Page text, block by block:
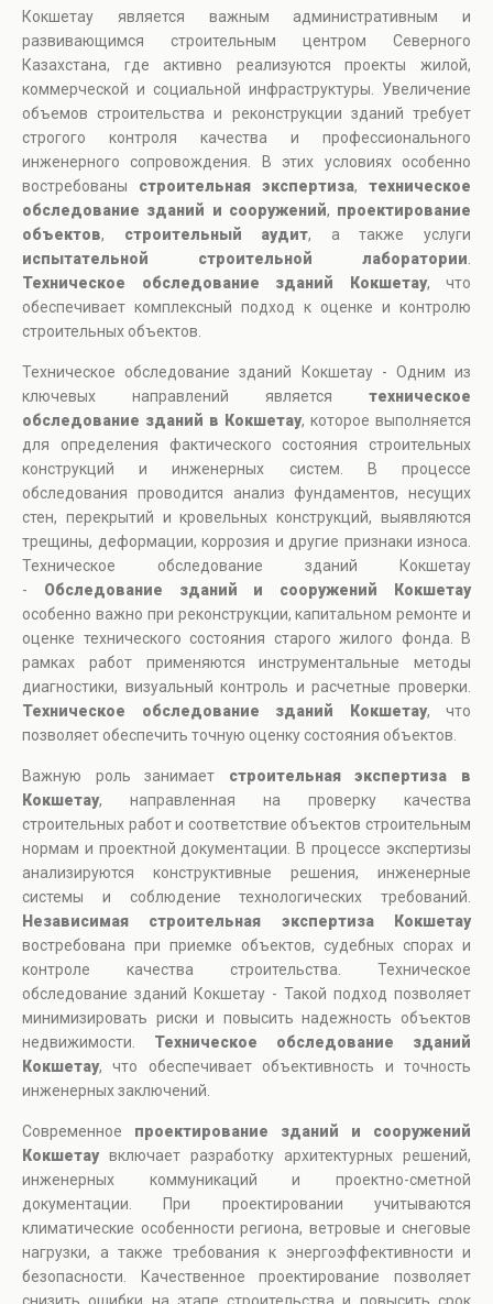
Кокшетау является важным административным и
развивающимся строительным центром Северного
Казахстана, где активно реализуются проекты жилой,
коммерческой и социальной инфраструктуры. Увеличение
объемов строительства и реконструкции зданий требует
строгого контроля качества и профессионального
инженерного сопровождения. В этих условиях особенно
востребованы строительная экспертиза, техническое
обследование зданий и сооружений, проектирование
объектов, строительный аудит, а также услуги
испытательной строительной лаборатории
Техническое обследование зданий Кокшетау, что
обеспечивает комплексный подход к оценке и контролю
строительных объектов.
Техническое обследование зданий Кокшетау - Одним из
ключевых направлений является техническое
обследование зданий в Кокшетау, которое выполняется
для определения фактического состояния строительных
конструкций и инженерных систем. В процессе
обследования проводится анализ фундаментов, несущих
стен, перекрытий и кровельных конструкций, выявляются
трещины, деформации, коррозия и другие признаки износа.
Техническое обследование зданий Кокшетау
- Обследование зданий и сооружений Кокшетау
особенно важно при реконструкции, капитальном ремонте и
оценке технического состояния старого жилого фонда. В
рамках работ применяются инструментальные методы
диагностики, визуальный контроль и расчетные проверки.
Техническое обследование зданий Кокшетау, что
позволяет обеспечить точную оценку состояния объектов.
Важную роль занимает строительная экспертиза в
Кокшетау, направленная на проверку качества
строительных работ и соответствие объектов строительным
нормам и проектной документации. В процессе экспертизы
анализируются конструктивные решения, инженерные
системы и соблюдение технологических требований.
Независимая строительная экспертиза Кокшетау
востребована при приемке объектов, судебных спорах и
контроле качества строительства. Техническое
обследование зданий Кокшетау - Такой подход позволяет
минимизировать риски и повысить надежность объектов
недвижимости. Техническое обследование зданий
Кокшетау, что обеспечивает объективность и точность
инженерных заключений.
Современное проектирование зданий и сооружений
Кокшетаувключает разработку архитектурных решений,
инженерных коммуникаций и проектно-сметной
документации. При проектировании учитываются
климатические особенности региона, ветровые и снеговые
нагрузки, а также требования к энергоэффективности и
безопасности. Качественное проектирование позволяет